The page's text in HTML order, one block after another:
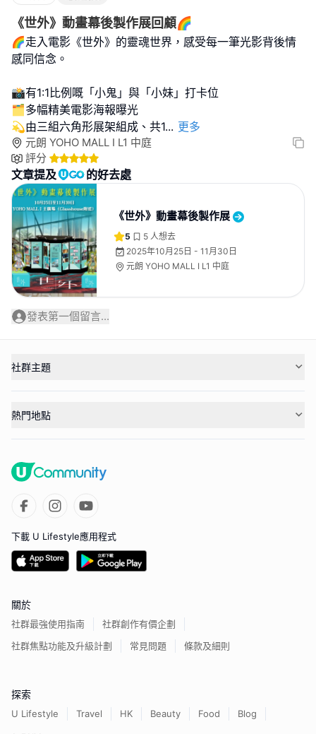
《世外》動畫幕後製作展回顧🌈
🌈走入電影《世外》的靈魂世界，感受每一筆光影背後情
感同信念。
📸有1:1比例嘅「小鬼」與「小妹」打卡位
🗂️多幅精美電影海報曝光
💫由三組六角形展架組成、共1... 更多
元朗 YOHO MALL I L1 中庭
評分
文章提及 的好去處
《世外》動畫幕後製作展
5 5 人想去
2025年10月25日 - 11月30日
元朗 YOHO MALL I L1 中庭
發表第一個留言...
社群主題
熱門地點
下載 U Lifestyle應用程式
關於
社群最強使用指南
社群創作有價企劃
社群焦點功能及升級計劃
常見問題 條款及細則
探索
U Lifestyle Travel HK Beauty Food
Blog